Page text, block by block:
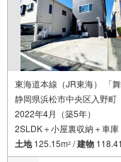
東海道本線（JR東海） 「
静岡県浜松市中央区入野町
2022年4月（築5年）
2SLDK＋小屋裏収納＋車
土地125.15m2 /建物